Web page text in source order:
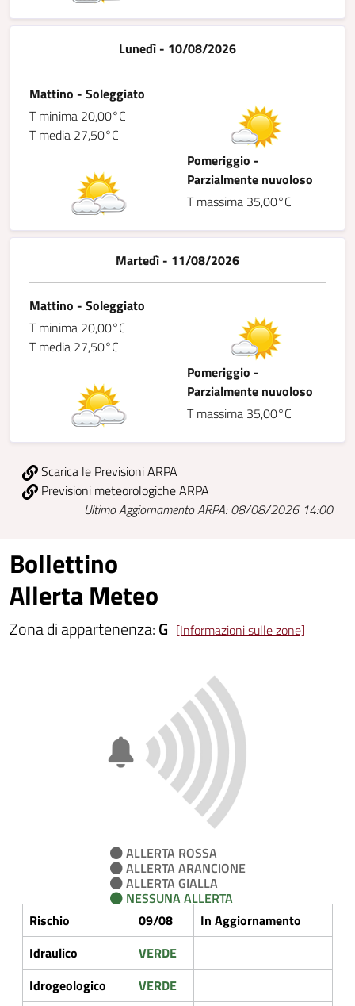
Lunedì - 10/08/2026
Mattino - Soleggiato
T minima 20,00°C
T media 27,50°C
Pomeriggio -
Parzialmente nuvoloso
T massima 35,00°C
Martedì - 11/08/2026
Mattino - Soleggiato
T minima 20,00°C
T media 27,50°C
Pomeriggio -
Parzialmente nuvoloso
T massima 35,00°C
Scarica le Previsioni ARPA
Previsioni meteorologiche ARPA
Ultimo Aggiornamento ARPA: 08/08/2026 14:00
Bollettino
Allerta Meteo
Zona di appartenenza:G [Informazioni sulle zone]
ALLERTA ROSSA
ALLERTA ARANCIONE
ALLERTA GIALLA
NESSUNA ALLERTA
Rischio
09/08
In Aggiornamento
Idraulico
VERDE
Idrogeologico
VERDE